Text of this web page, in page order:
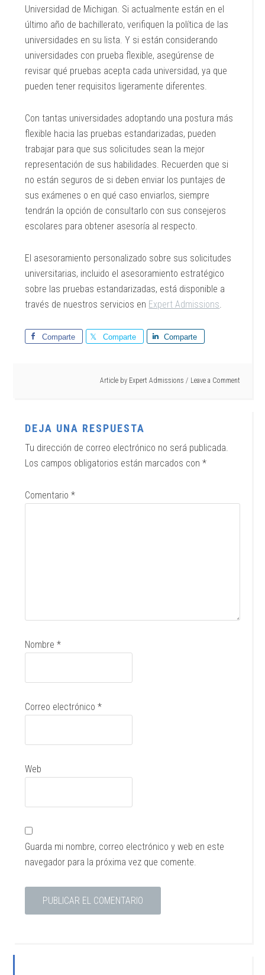
Universidad de Michigan. Si actualmente están en el
último año de bachillerato, verifiquen la política de las
universidades en su lista. Y si están considerando
universidades con prueba flexible, asegúrense de
revisar qué pruebas acepta cada universidad, ya que
pueden tener requisitos ligeramente diferentes.
Con tantas universidades adoptando una postura más
flexible hacia las pruebas estandarizadas, pueden
trabajar para que sus solicitudes sean la mejor
representación de sus habilidades. Recuerden que si
no están seguros de si deben enviar los puntajes de
sus exámenes o en qué caso enviarlos, siempre
tendrán la opción de consultarlo con sus consejeros
escolares para obtener asesoría al respecto.
El asesoramiento personalizado sobre sus solicitudes
universitarias, incluido el asesoramiento estratégico
sobre las pruebas estandarizadas, está disponible a
través de nuestros servicios en Expert Admissions
Comparte Comparte Comparte
Article by Expert Admissions Leave a Comment
DEJA UNA RESPUESTA
Tu dirección de correo electrónico no será publicada.
Los campos obligatorios están marcados con*
Comentario*
Nombre*
Correo electrónico*
Web
Guarda mi nombre, correo electrónico y web en este
navegador para la próxima vez que comente.